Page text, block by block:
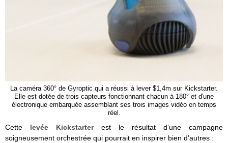
La caméra 360° de Gyroptic qui a réussi à lever $1,4m sur Kickstarter.
Elle est dotée de trois capteurs fonctionnant chacun à 180° et d'une
électronique embarquée assemblant ses trois images vidéo en temps
réel.
Cette levée Kickstarterest le résultat d’une campagne
soigneusement orchestrée qui pourrait en inspirer bien d’autres :